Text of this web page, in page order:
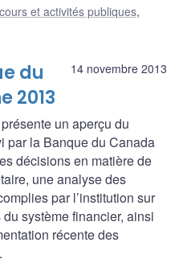
et activités publiques,
14 novembre 2013
du
2013
un aperçu du
par la Banque du Canada
décisions en matière de
une analyse des
par l’institution sur
système financier, ainsi
récente des